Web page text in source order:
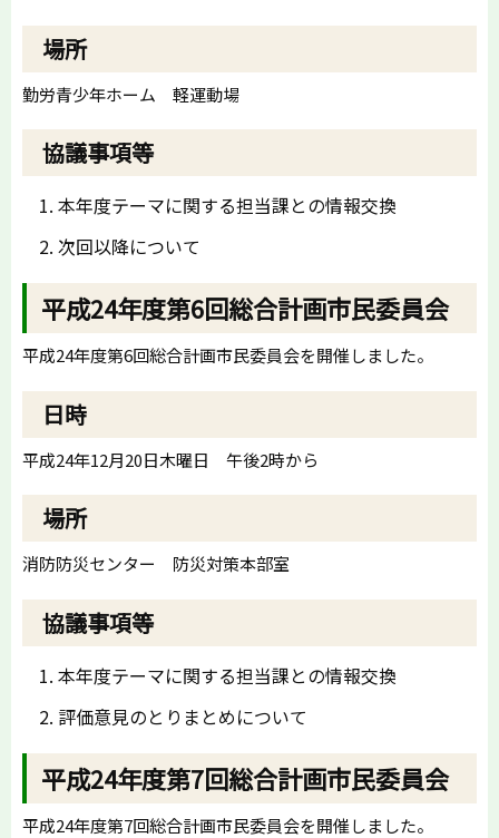
場所
勤労青少年ホーム 軽運動場
協議事項等
本年度テーマに関する担当課との情報交換
次回以降について
平成24年度第6回総合計画市民委員会
平成24年度第6回総合計画市民委員会を開催しました。
日時
平成24年12月20日木曜日 午後2時から
場所
消防防災センター 防災対策本部室
協議事項等
本年度テーマに関する担当課との情報交換
評価意見のとりまとめについて
平成24年度第7回総合計画市民委員会
平成24年度第7回総合計画市民委員会を開催しました。